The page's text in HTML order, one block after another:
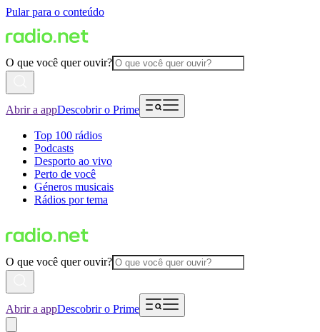
Pular para o conteúdo
O que você quer ouvir?
Abrir a appDescobrir o Prime
Top 100 rádios
Podcasts
Desporto ao vivo
Perto de você
Géneros musicais
Rádios por tema
O que você quer ouvir?
Abrir a appDescobrir o Prime